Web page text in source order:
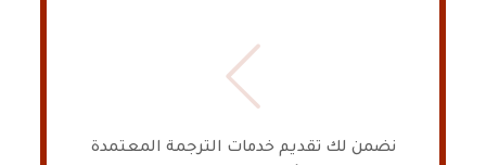
نضمن لك تقديم خدمات الترجمة المعتمدة